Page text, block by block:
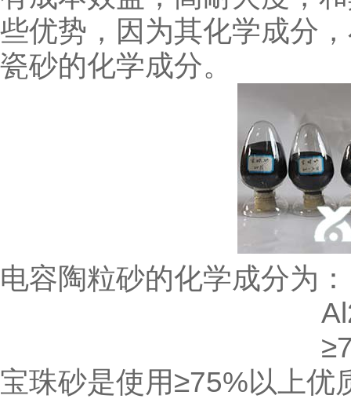
些优势，因为其化学成分
瓷砂的化学成分。
电容陶粒砂的化学成分为：
≥75％S5％S5
宝珠砂是使用≥75%以上优